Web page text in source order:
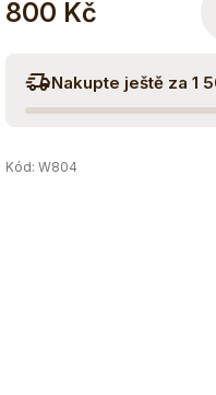
800 Kč
Nakupte ještě za 1
Kód: W804